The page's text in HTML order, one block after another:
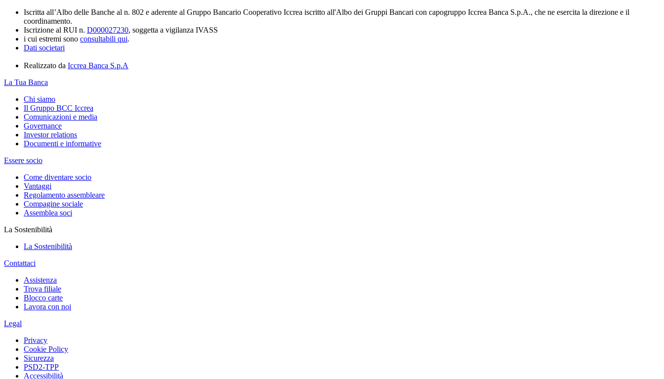
Iscritta all’Albo delle Banche al n. 802 e aderente al Gruppo Bancario Cooperativo Iccrea iscritto all'Albo dei Gruppi Bancari con capogruppo Iccrea Banca S.p.A., che ne esercita la direzione e il
coordinamento.
Iscrizione al RUI n. D000027230, soggetta a vigilanza IVASS
i cui estremi sono consultabili qui.
Dati societari
Realizzato da Iccrea Banca S.p.A
La Tua Banca
Chi siamo
Il Gruppo BCC Iccrea
Comunicazioni e media
Governance
Investor relations
Documenti e informative
Essere socio
Come diventare socio
Vantaggi
Regolamento assembleare
Compagine sociale
Assemblea soci
La Sostenibilità
La Sostenibilità
Contattaci
Assistenza
Trova filiale
Blocco carte
Lavora con noi
Legal
Privacy
Cookie Policy
Sicurezza
PSD2-TPP
Accessibilità